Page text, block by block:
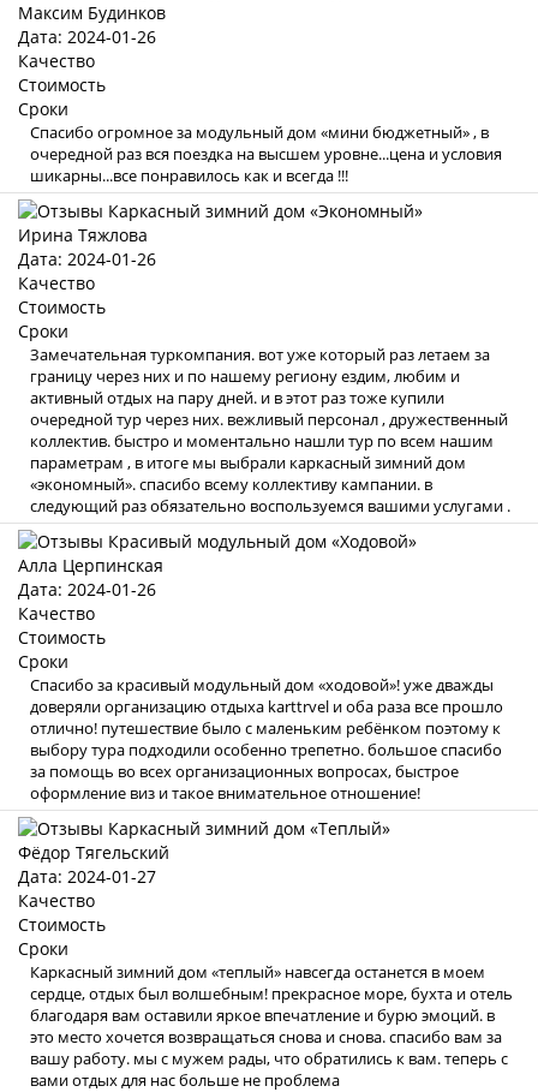
Максим Будинков
Дата: 2024-01-26
Качество
Стоимость
Сроки
Спасибо огромное за модульный дом «мини бюджетный» , в
очередной раз вся поездка на высшем уровне...цена и условия
шикарны...все понравилось как и всегда !!!
Ирина Тяжлова
Дата: 2024-01-26
Качество
Стоимость
Сроки
Замечательная туркомпания. вот уже который раз летаем за
границу через них и по нашему региону ездим, любим и
активный отдых на пару дней. и в этот раз тоже купили
очередной тур через них. вежливый персонал , дружественный
коллектив. быстро и моментально нашли тур по всем нашим
параметрам , в итоге мы выбрали каркасный зимний дом
«экономный». спасибо всему коллективу кампании. в
следующий раз обязательно воспользуемся вашими услугами .
Алла Церпинская
Дата: 2024-01-26
Качество
Стоимость
Сроки
Спасибо за красивый модульный дом «ходовой»! уже дважды
доверяли организацию отдыха karttrvel и оба раза все прошло
отлично! путешествие было с маленьким ребёнком поэтому к
выбору тура подходили особенно трепетно. большое спасибо
за помощь во всех организационных вопросах, быстрое
оформление виз и такое внимательное отношение!
Фёдор Тягельский
Дата: 2024-01-27
Качество
Стоимость
Сроки
Каркасный зимний дом «теплый» навсегда останется в моем
сердце, отдых был волшебным! прекрасное море, бухта и отель
благодаря вам оставили яркое впечатление и бурю эмоций. в
это место хочется возвращаться снова и снова. спасибо вам за
вашу работу. мы с мужем рады, что обратились к вам. теперь с
вами отдых для нас больше не проблема